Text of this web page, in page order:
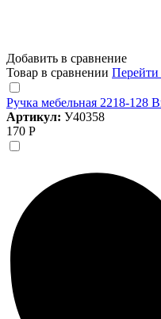
Добавить в сравнение
Товар в сравнении Перейти
Ручка мебельная 2218-128
Артикул: У40358
170 Р